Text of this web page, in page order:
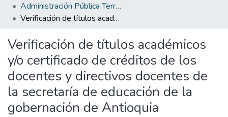
Administración Pública Territorial (APT)
Verificación de títulos académicos y/o certificado de créditos de los docentes y directivos docentes de la secretaría de educación de la gobernación de Antioquia
Verificación de títulos académicos
y/o certificado de créditos de los
docentes y directivos docentes de
la secretaría de educación de la
gobernación de Antioquia